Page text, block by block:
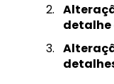
detalhe